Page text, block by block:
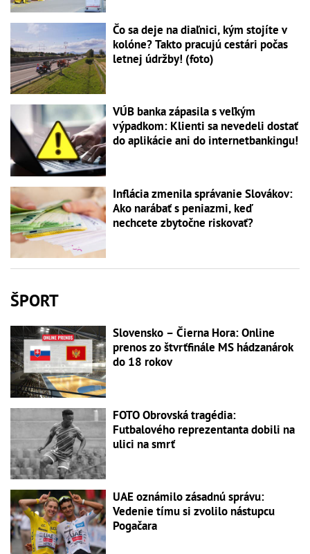
Čo sa deje na diaľnici, kým stojíte v
kolóne? Takto pracujú cestári počas
letnej údržby! (foto)
VÚB banka zápasila s veľkým
výpadkom: Klienti sa nevedeli dostať
do aplikácie ani do internetbankingu!
Inflácia zmenila správanie Slovákov:
Ako narábať s peniazmi, keď
nechcete zbytočne riskovať?
ŠPORT
Slovensko – Čierna Hora: Online
prenos zo štvrťfinále MS hádzanárok
do 18 rokov
FOTO Obrovská tragédia:
Futbalového reprezentanta dobili na
ulici na smrť
UAE oznámilo zásadnú správu:
Vedenie tímu si zvolilo nástupcu
Pogačara